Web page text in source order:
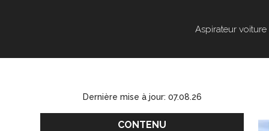
Aspirateur voiture
Dernière mise à jour: 07.08.26
CONTENU